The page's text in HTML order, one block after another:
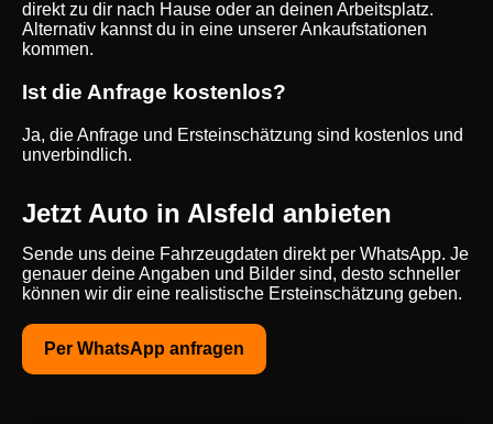
direkt zu dir nach Hause oder an deinen Arbeitsplatz.
Alternativ kannst du in eine unserer Ankaufstationen
kommen.
Ist die Anfrage kostenlos?
Ja, die Anfrage und Ersteinschätzung sind kostenlos und
unverbindlich.
Jetzt Auto in Alsfeld anbieten
Sende uns deine Fahrzeugdaten direkt per WhatsApp. Je
genauer deine Angaben und Bilder sind, desto schneller
können wir dir eine realistische Ersteinschätzung geben.
Per WhatsApp anfragen